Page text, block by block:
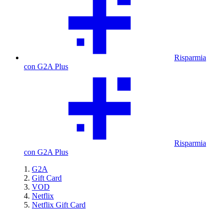
Risparmia
con G2A Plus
Risparmia
con G2A Plus
G2A
Gift Card
VOD
Netflix
Netflix Gift Card